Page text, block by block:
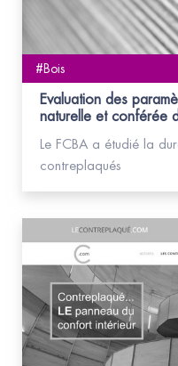
#Bois
Evaluation des
naturelle et conférée
Le FCBA a étudié la
contreplaqués